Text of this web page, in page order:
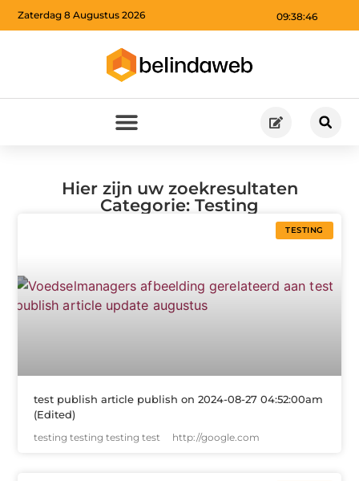
09:38:46
Zaterdag 8 Augustus 2026
Hier zijn uw zoekresultaten
Categorie: Testing
TESTING
test publish article publish on 2024-08-27 04:52:00am
(Edited)
testing testing testing test http://google.com